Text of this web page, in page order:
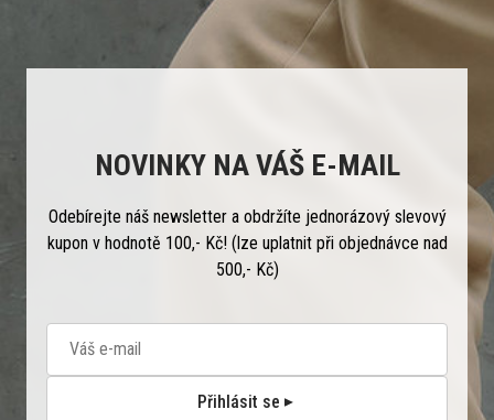
NOVINKY NA VÁŠ E-MAIL
Odebírejte náš newsletter a obdržíte jednorázový slevový
kupon v hodnotě 100,- Kč! (lze uplatnit při objednávce nad
500,- Kč)
Přihlásit se